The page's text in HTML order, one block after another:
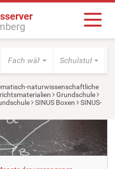
Fach wählen Schulstufe
naturwissenschaftliche
Grundschule
SINUS Boxen
SINUS-